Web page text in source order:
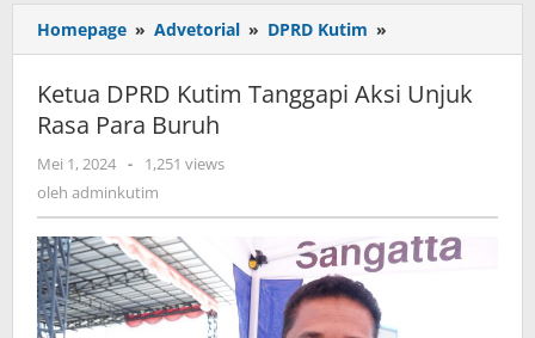
Homepage » Advetorial » DPRD Kutim »
DPRD
Tanggapi
Ketua DPRD Kutim Tanggapi Aksi Unjuk
Rasa Para Buruh
Mei 1, 2024 oleh
adminkutim
-
1,251 views
oleh adminkutim